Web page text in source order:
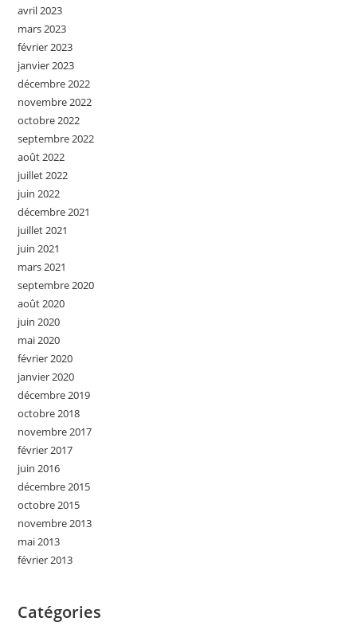
avril 2023
mars 2023
février 2023
janvier 2023
décembre 2022
novembre 2022
octobre 2022
septembre 2022
août 2022
juillet 2022
juin 2022
décembre 2021
juillet 2021
juin 2021
mars 2021
septembre 2020
août 2020
juin 2020
mai 2020
février 2020
janvier 2020
décembre 2019
octobre 2018
novembre 2017
février 2017
juin 2016
décembre 2015
octobre 2015
novembre 2013
mai 2013
février 2013
Catégories